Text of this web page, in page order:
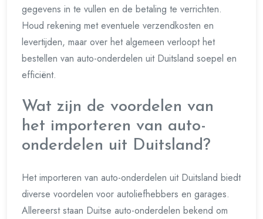
gegevens in te vullen en de betaling te verrichten.
Houd rekening met eventuele verzendkosten en
levertijden, maar over het algemeen verloopt het
bestellen van auto-onderdelen uit Duitsland soepel en
efficiënt.
Wat zijn de voordelen van
het importeren van auto-
onderdelen uit Duitsland?
Het importeren van auto-onderdelen uit Duitsland biedt
diverse voordelen voor autoliefhebbers en garages.
Allereerst staan Duitse auto-onderdelen bekend om